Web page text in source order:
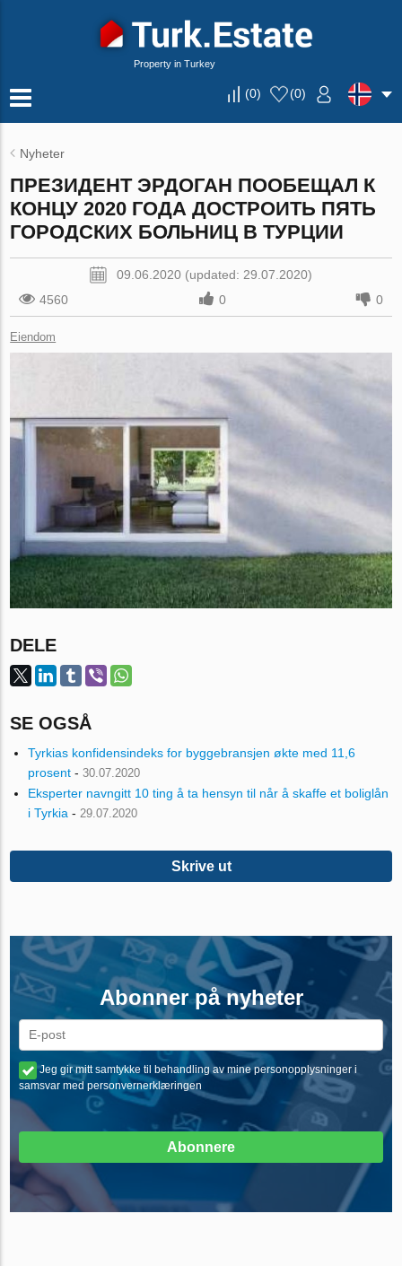
Property in Turkey
(0) (0)
Nyheter
ПРЕЗИДЕНТ ЭРДОГАН ПООБЕЩАЛ К
КОНЦУ 2020 ГОДА ДОСТРОИТЬ ПЯТЬ
ГОРОДСКИХ БОЛЬНИЦ В ТУРЦИИ
09.06.2020 (updated: 29.07.2020)
4560
0 0
Eiendom
DELE
SE OGSÅ
Tyrkias konfidensindeks for byggebransjen økte med 11,6
prosent -30.07.2020
Eksperter navngitt 10 ting å ta hensyn til når å skaffe et boliglån
i Tyrkia - 29.07.2020
Skrive ut
Abonner på nyheter
Jeg gir mitt samtykke til behandling av mine personopplysninger i
samsvar med personvernerklæringen
Abonnere